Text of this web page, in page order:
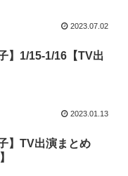
2023.07.02
】1/15-1/16【TV出
2023.01.13
】TV出演まとめ